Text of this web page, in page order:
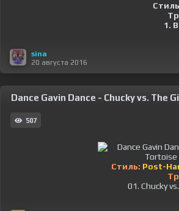
1.
sina
20 августа 2016
Dance Gavin Dance - Chucky vs. The
507
Стиль: Post-
01. Chucky